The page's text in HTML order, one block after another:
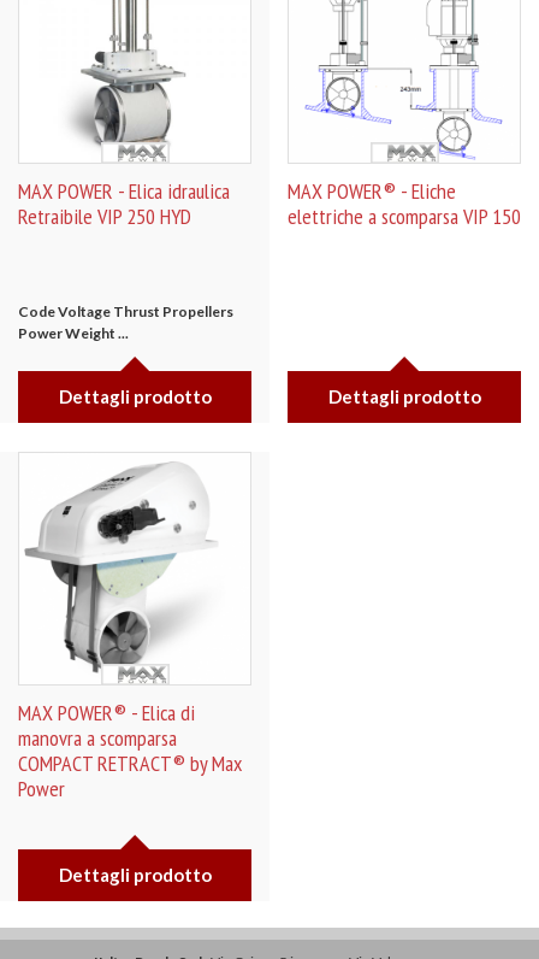
MAX POWER - Elica idraulica
Retraibile VIP 250 HYD
CodeVoltage Thrust Propellers
PowerWeight ...
Dettagli prodotto
MAX POWER® - Eliche
elettriche a scomparsa VIP 150
Dettagli prodotto
MAX POWER® - Elica di
manovra a scomparsa
COMPACT RETRACT® by Max
Power
Dettagli prodotto